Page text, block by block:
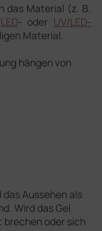
das Material (z. B.
LED- oder UV/LED-
Material.
hängen von
Aussehen als
Wird das Gel
oder sich